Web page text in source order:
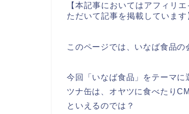
【本記事においてはアフィリ
ただいて記事を掲載しています
このページでは、いなば食品の
今回「いなば食品」をテーマに
ツナ缶は、オヤツに食べたり
といえるのでは？